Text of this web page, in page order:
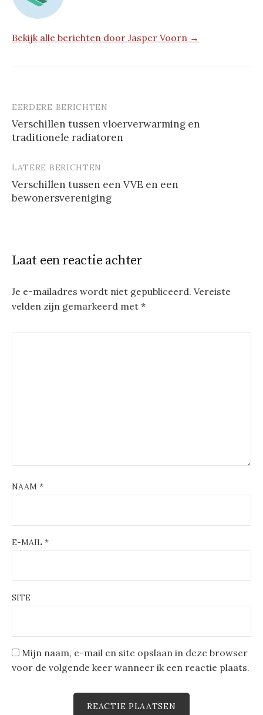
Bekijk alle berichten door Jasper Voorn →
Berichtnavigatie
EERDERE BERICHTEN
Verschillen tussen vloerverwarming en
traditionele radiatoren
LATERE BERICHTEN
Verschillen tussen een VVE en een
bewonersvereniging
Laat een reactie achter
Je e-mailadres wordt niet gepubliceerd. Vereiste
velden zijn gemarkeerd met *
NAAM *
E-MAIL *
SITE
Mijn naam, e-mail en site opslaan in deze browser
voor de volgende keer wanneer ik een reactie plaats.